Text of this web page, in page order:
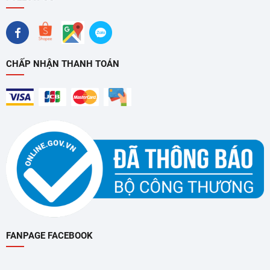
với những người bận rộn, mang lại sự chủ động và thoải mái
khi nấu nướng.
lớp
Bếp từ
Bosch PPI82566VN tích hợp nhiều tính năng bảo vệ
an toàn tiên tiến, giúp bạn hoàn toàn yên tâm khi sử dụng:
Chức năng khoá bảng điều khiển: Khi được kích hoạt,
toàn bộ bảng điều khiển sẽ bị vô hiệu hóa, ngăn chặn trẻ
em tò mò hoặc người dùng vô tình chạm phải, đảm bảo
an toàn tuyệt đối cho trẻ nhỏ trong gia đình.
Tự động tắt bếp khi không sử dụng
CHẤP NHẬN THANH TOÁN
FANPAGE FACEBOOK